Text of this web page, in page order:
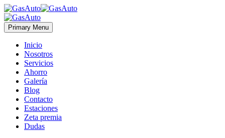
Primary Menu
Inicio
Nosotros
Servicios
Ahorro
Galería
Blog
Contacto
Estaciones
Zeta premia
Dudas